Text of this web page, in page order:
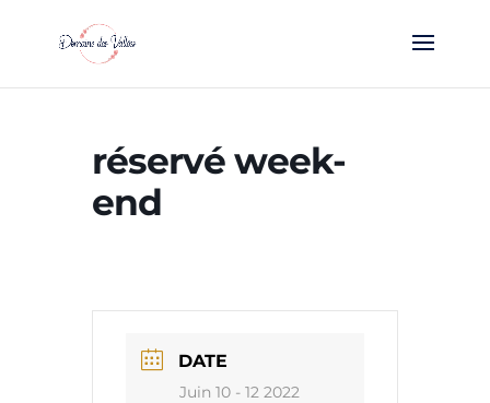
réservé week-
end
DATE
Juin 10 - 12 2022